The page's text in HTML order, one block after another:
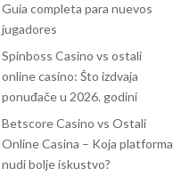
Guía completa para nuevos
jugadores
Spinboss Casino vs ostali
online casino: Što izdvaja
ponuđače u 2026. godini
Betscore Casino vs Ostali
Online Casina – Koja platforma
nudi bolje iskustvo?